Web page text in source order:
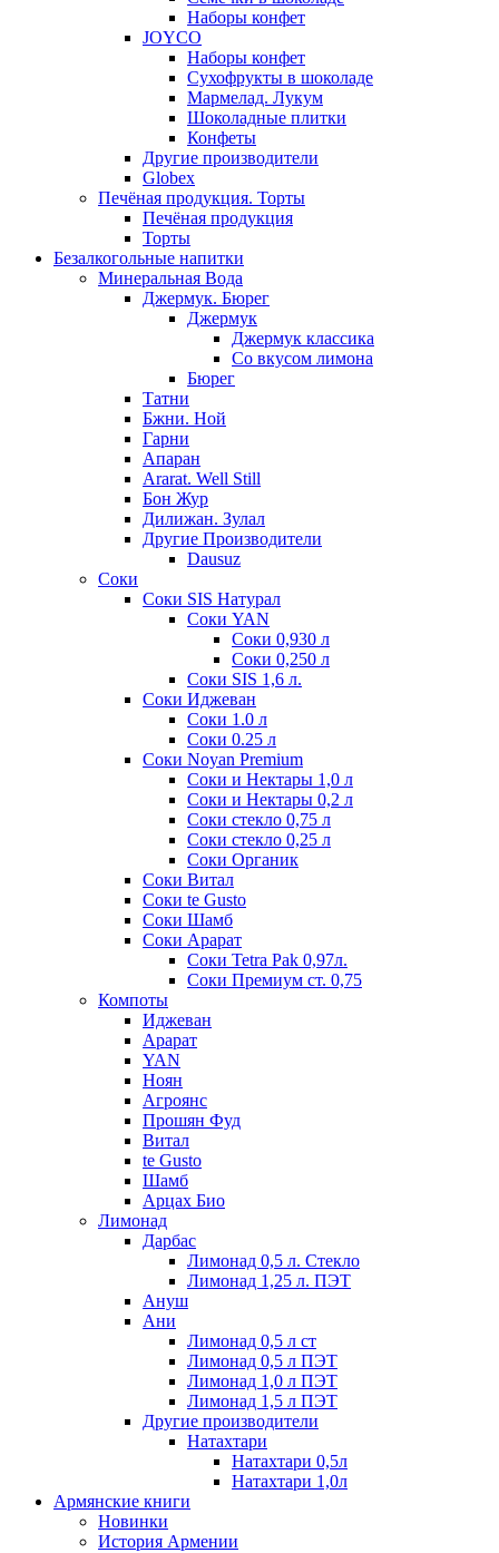
Наборы конфет
JOYCO
Наборы конфет
Сухофрукты в шоколаде
Мармелад. Лукум
Шоколадные плитки
Конфеты
Другие производители
Globex
Печёная продукция. Торты
Печёная продукция
Торты
Безалкогольные напитки
Минеральная Вода
Джермук. Бюрег
Джермук
Джермук классика
Со вкусом лимона
Бюрег
Татни
Бжни. Ной
Гарни
Апаран
Ararat. Well Still
Бон Жур
Дилижан. Зулал
Другие Производители
Dausuz
Соки
Соки SIS Натурал
Соки YAN
Соки 0,930 л
Соки 0,250 л
Соки SIS 1,6 л.
Соки Иджеван
Соки 1.0 л
Соки 0.25 л
Соки Noyan Premium
Соки и Нектары 1,0 л
Соки и Нектары 0,2 л
Соки стекло 0,75 л
Соки стекло 0,25 л
Соки Органик
Соки Витал
Соки te Gusto
Соки Шамб
Соки Арарат
Соки Tetra Pak 0,97л.
Соки Премиум ст. 0,75
Компоты
Иджеван
Арарат
YAN
Ноян
Агроянс
Прошян Фуд
Витал
te Gusto
Шамб
Арцах Био
Лимонад
Дарбас
Лимонад 0,5 л. Стекло
Лимонад 1,25 л. ПЭТ
Ануш
Ани
Лимонад 0,5 л ст
Лимонад 0,5 л ПЭТ
Лимонад 1,0 л ПЭТ
Лимонад 1,5 л ПЭТ
Другие производители
Натахтари
Натахтари 0,5л
Натахтари 1,0л
Армянские книги
Новинки
История Армении